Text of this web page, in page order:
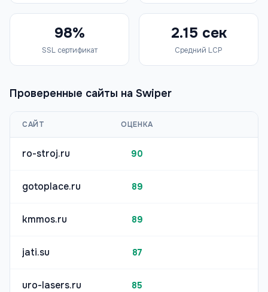
98%
SSL сертификат
2.15 сек
Средний LCP
Проверенные сайты на Swiper
САЙТ ОЦЕНКА
ro-stroj.ru 90
gotoplace.ru 89
kmmos.ru 89
jati.su 87
uro-lasers.ru 85